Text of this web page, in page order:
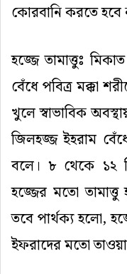
কোরবানিকরতেহবে
হজ্জে তামাত্তুঃ মিকাত
বেঁধেপবিত্রমক্কা
খুলেস্বাভাবিক
জিলহজ্জ ইহরাম
বলে। ৮ থেকে ১২
হজ্জের মতো তামাত্তু
তবেপার্থক্যহলো,
ইফরাদেরমতো